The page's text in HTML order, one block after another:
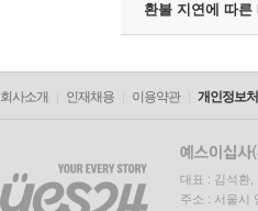
환불 지연에 따른
회사소개 인재채용 이용약관 개인정보
대표 : 김석환,
주소 : 서울시